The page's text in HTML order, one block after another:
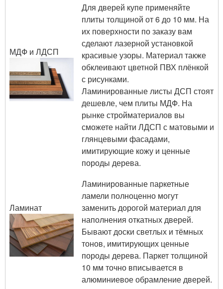
МДФ и ЛДСП
Для дверей купе применяйте
плиты толщиной от 6 до 10 мм. На
их поверхности по заказу вам
сделают лазерной установкой
красивые узоры. Материал также
обклеивают цветной ПВХ плёнкой
с рисунками.
Ламинированные листы ДСП стоят
дешевле, чем плиты МДФ. На
рынке стройматериалов вы
сможете найти ЛДСП с матовыми и
глянцевыми фасадами,
имитирующие кожу и ценные
породы дерева.
Ламинат
Ламинированные паркетные
ламели полноценно могут
заменить дорогой материал для
наполнения откатных дверей.
Бывают доски светлых и тёмных
тонов, имитирующих ценные
породы дерева. Паркет толщиной
10 мм точно вписывается в
алюминиевое обрамление дверей.